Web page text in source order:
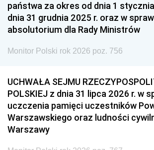
państwa za okres od dnia 1
dnia 31 grudnia 2025 r. oraz w
absolutorium dla Rady Ministrów
Monitor Polski rok 2026 poz. 756
UCHWAŁA SEJMU
POLSKIEJ z dnia 31 lipca 2026 r. w
uczczenia pamięci uczestników
Warszawskiego oraz ludności
Warszawy